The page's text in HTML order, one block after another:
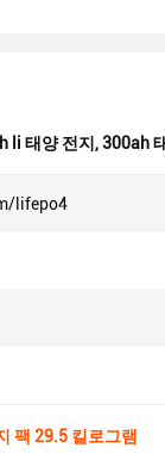
li 태양 전지 ,300ah
lifepo4
팩 29.5 킬로그램